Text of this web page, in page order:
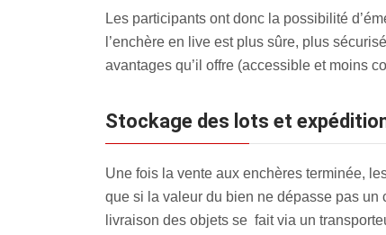
Les participants ont donc la possibilité
l’enchère en live est plus sûre, plus
avantages qu’il offre (accessible et moins
Stockage des lots et
Une fois la vente aux enchères terminée,
que si la valeur du bien ne dépasse pas un
livraison des objets se fait via un